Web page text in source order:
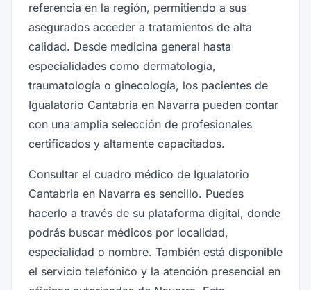
referencia en la región, permitiendo a sus
asegurados acceder a tratamientos de alta
calidad. Desde medicina general hasta
especialidades como dermatología,
traumatología o ginecología, los pacientes de
Igualatorio Cantabria en Navarra pueden contar
con una amplia selección de profesionales
certificados y altamente capacitados.
Consultar el cuadro médico de Igualatorio
Cantabria en Navarra es sencillo. Puedes
hacerlo a través de su plataforma digital, donde
podrás buscar médicos por localidad,
especialidad o nombre. También está disponible
el servicio telefónico y la atención presencial en